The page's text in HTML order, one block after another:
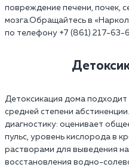
повреждение печени, почек,
мозга.Обращайтесь в
по телефону +7 (861) 217-63-
Детоксикация дома подходит
средней степени
диагностику: оценивает
пульс, уровень кислорода в
растворами для выведения
восстановления водно-